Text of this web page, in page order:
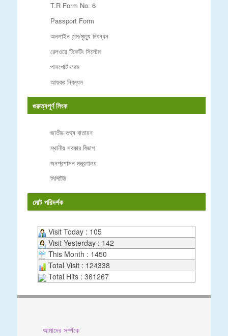
T.R Form No. 6
Passport Form
অনলাইন জন্ম/মৃত্যু নিবন্ধন
রেলওয়ে টিকেটিং সিস্টেম
পাসপোর্ট ফরম
আয়কর নিবন্ধন
গুরুত্বপূর্ণ লিংক
জাতীয় তথ্য বাতায়ন
স্থানীয় সরকার বিভাগ
জনপ্রশাসন মন্ত্রণালয়
সিপিটিউ
মোট পরিদর্শক
Visit Today : 105
Visit Yesterday : 142
This Month : 1450
Total Visit : 124338
Total Hits : 361267
আমাদের সর্ম্পকে